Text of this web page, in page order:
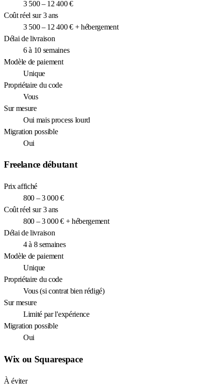
3 500 – 12 400 €
Coût réel sur 3 ans
3 500 – 12 400 € + hébergement
Délai de livraison
6 à 10 semaines
Modèle de paiement
Unique
Propriétaire du code
Vous
Sur mesure
Oui mais process lourd
Migration possible
Oui
Freelance débutant
Prix affiché
800 – 3 000 €
Coût réel sur 3 ans
800 – 3 000 € + hébergement
Délai de livraison
4 à 8 semaines
Modèle de paiement
Unique
Propriétaire du code
Vous (si contrat bien rédigé)
Sur mesure
Limité par l'expérience
Migration possible
Oui
Wix ou Squarespace
À éviter